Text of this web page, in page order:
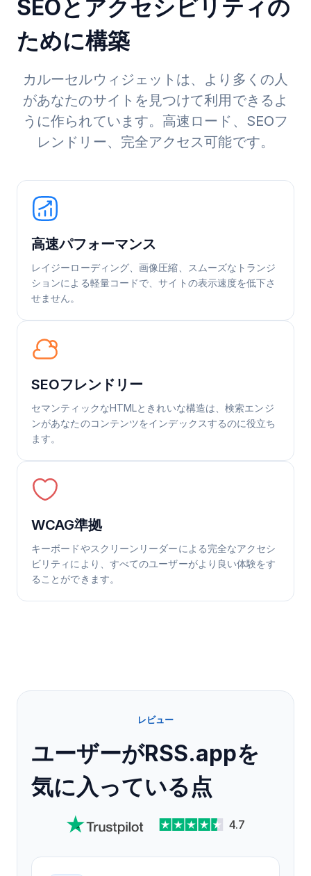
SEOとアクセシビリティの
ために構築
カルーセルウィジェットは、より多くの人
があなたのサイトを見つけて利用できるよ
うに作られています。高速ロード、SEOフ
レンドリー、完全アクセス可能です。
高速パフォーマンス
レイジーローディング、画像圧縮、スムーズなトランジ
ションによる軽量コードで、サイトの表示速度を低下さ
せません。
SEOフレンドリー
セマンティックなHTMLときれいな構造は、検索エンジ
ンがあなたのコンテンツをインデックスするのに役立ち
ます。
WCAG準拠
キーボードやスクリーンリーダーによる完全なアクセシ
ビリティにより、すべてのユーザーがより良い体験をす
ることができます。
レビュー
ユーザーがRSS.appを
気に入っている点
4.7